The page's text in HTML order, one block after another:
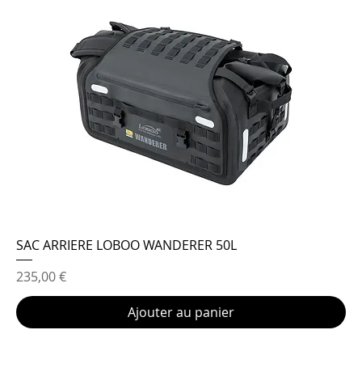
SAC ARRIERE LOBOO WANDERER 50L
Prix
235,00 €
Ajouter au panier